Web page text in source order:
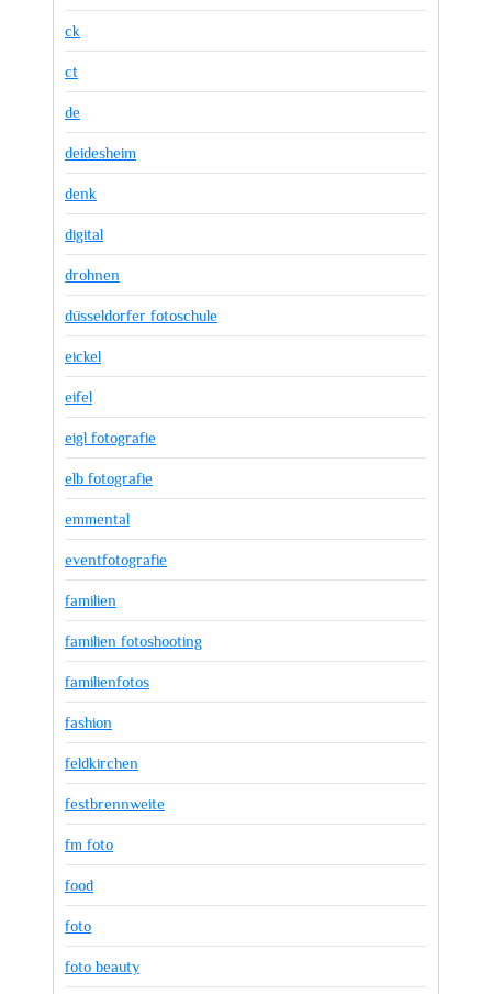
ck
ct
de
deidesheim
denk
digital
drohnen
düsseldorfer fotoschule
eickel
eifel
eigl fotografie
elb fotografie
emmental
eventfotografie
familien
familien fotoshooting
familienfotos
fashion
feldkirchen
festbrennweite
fm foto
food
foto
foto beauty